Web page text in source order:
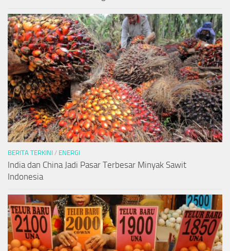
BERITA TERKINI / ENERGI
India dan China Jadi Pasar Terbesar Minyak Sawit
Indonesia